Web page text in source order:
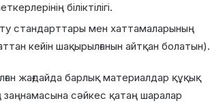
біліктілігі.
стандарттары мен хаттамаларының
кейін шақырылғанын айтқан болатын).
жағдайда барлық материалдар құқық
заңнамасына сәйкес қатаң шаралар